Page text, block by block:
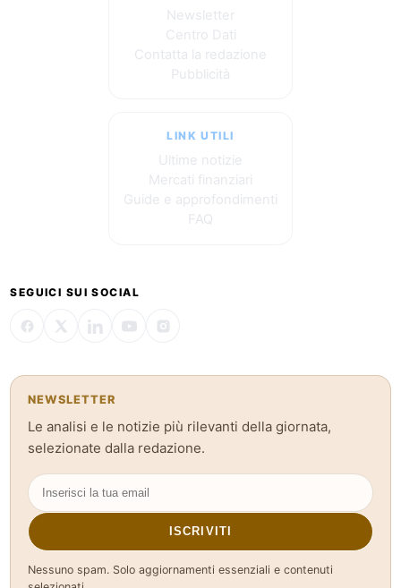
Newsletter
Centro Dati
Contatta la redazione
Pubblicità
LINK UTILI
Ultime notizie
Mercati finanziari
Guide e approfondimenti
FAQ
SEGUICI SUI SOCIAL
NEWSLETTER
Le analisi e le notizie più rilevanti della giornata,
selezionate dalla redazione.
ISCRIVITI
Nessuno spam. Solo aggiornamenti essenziali e contenuti